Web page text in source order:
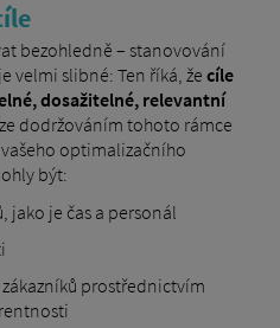
bezohledně – stanovování
velmi slibné: Ten říká, že cíle
dosažitelné, relevantní
dodržováním tohoto rámce
optimalizačního
být:
jako je čas a personál
prostřednictvím